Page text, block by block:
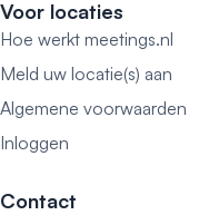
Voor locaties
Hoe werkt meetings.nl
Meld uw locatie(s) aan
Algemene voorwaarden
Inloggen
Contact